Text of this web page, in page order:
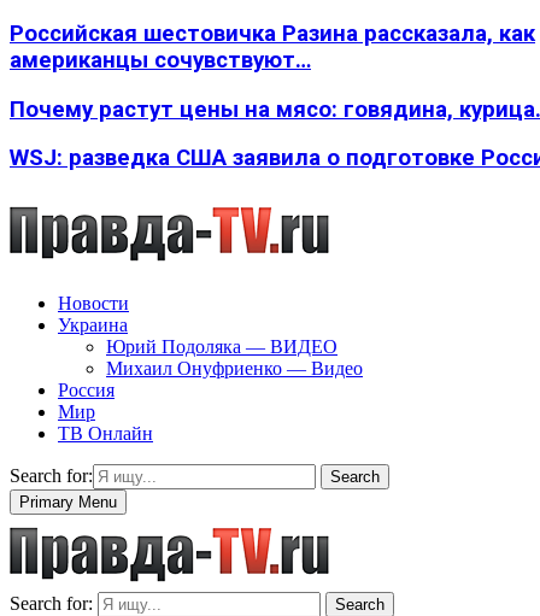
Российская шестовичка Разина рассказала, как
американцы сочувствуют…
Почему растут цены на мясо: говядина,
WSJ: разведка США заявила о подготовке
Новости
Украина
Юрий Подоляка — ВИДЕО
Михаил Онуфриенко — Видео
Россия
Мир
ТВ Онлайн
Search for:
Search
Primary Menu
Search for: Search